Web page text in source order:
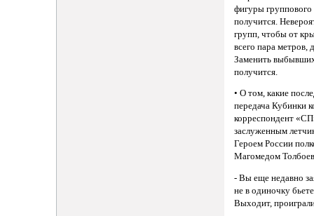
фигуры
получится.
групп, чтобы от
всего пара метров,
Заменить
получится.
• О том, какие
передача Кубинки
корреспондент
заслуженным
Героем России
Магомедом
- Вы еще недавно
не в одиночку
Выходит,